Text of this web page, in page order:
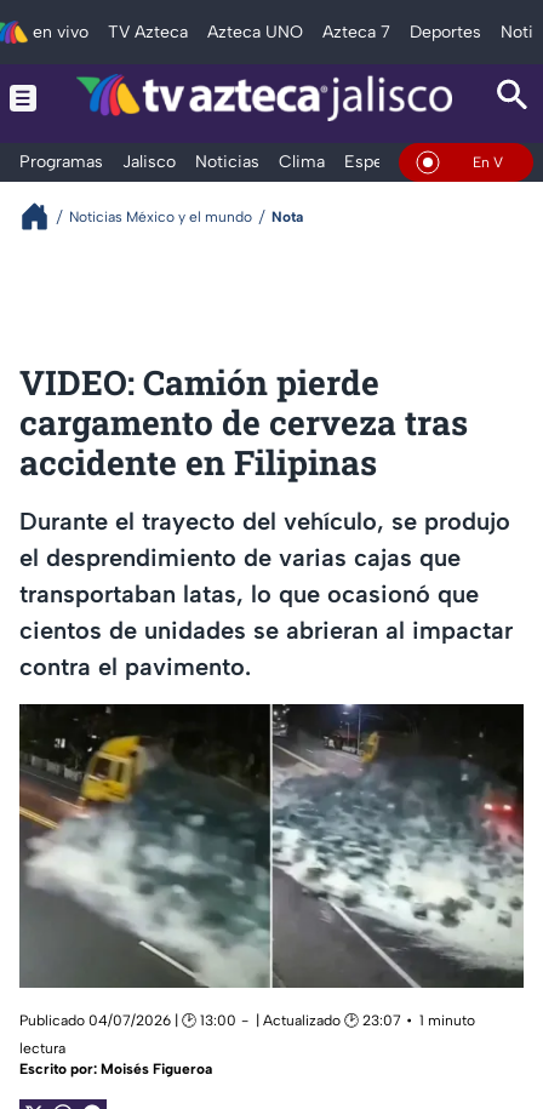
en vivo TV Azteca Azteca UNO Azteca 7 Deportes
Programas Jalisco Noticias Clima Espectáculos Deportes
En Vivo
Noticias México y el mundo Nota
VIDEO: Camión pierde
cargamento de cerveza tras
accidente en Filipinas
Durante el trayecto del vehículo, se produjo
el desprendimiento de varias cajas que
transportaban latas, lo que ocasionó que
cientos de unidades se abrieran al impactar
contra el pavimento.
Publicado 04/07/2026 | 🕑 13:00 | Actualizado 🕑 23:07
1 minuto
lectura
Escrito por: Moisés Figueroa